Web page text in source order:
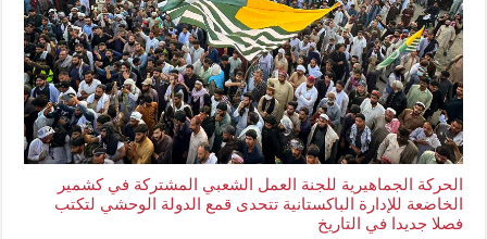
الحركة الجماهيرية للجنة العمل الشعبي المشتركة في كشمير
الخاضعة للإدارة الباكستانية تتحدى قمع الدولة الوحشي لتكتب
فصلا جديدا في التاريخ